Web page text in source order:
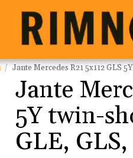
Jante Mercedes R21 5x112 GLS
Jante
5Y twin-
GLE,